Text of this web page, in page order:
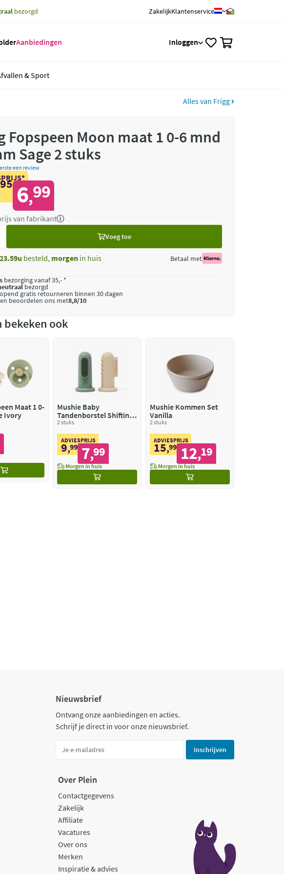
bezorgd ZakelijkKlantenservice
Aanbiedingen Inloggen
& Sport
Alles van Frigg
Fopspeen Moon maat 1 0-6 mnd
Sage 2 stuks
een review
95 6,99
van fabrikant
Voeg toe
23.59u besteld, morgen in huis Betaal met
bezorging vanaf 35,- *
bezorgd
gratis retourneren binnen 30 dagen
beoordelen ons met8,8/10
bekeken ook
Maat 1 0-
Ivory
Mushie Baby
Tandenborstel Shifting
sand Cambridge blue
2 stuks
ADVIESPRIJS
9,99 7,99
Morgen in huis
Mushie Kommen Set
Vanilla
2 stuks
ADVIESPRIJS
15,99 12,19
Morgen in huis
Nieuwsbrief
Ontvang onze aanbiedingen en acties.
Schrijf je direct in voor onze nieuwsbrief.
Inschrijven
Over Plein
Contactgegevens
Zakelijk
Affiliate
Vacatures
Over ons
Merken
Inspiratie & advies